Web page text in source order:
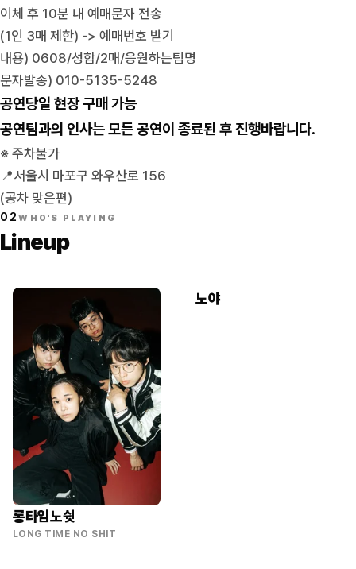
이체 후 10분 내 예매문자 전송
(1인 3매 제한) -> 예매번호 받기
내용) 0608/성함/2매/응원하는팀명
문자발송) 010-5135-5248
공연당일 현장 구매 가능
공연팀과의 인사는 모든 공연이 종료된 후 진행바랍니다.
※ 주차불가
📍서울시 마포구 와우산로 156
(공차 맞은편)
02WHO'S PLAYING
Lineup
롱타임노쉿
LONG TIME NO SHIT
노야